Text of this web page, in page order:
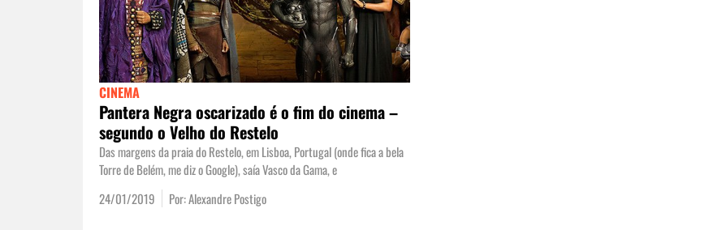
CINEMA
Pantera Negra oscarizado é o fim do cinema –
segundo o Velho do Restelo
Das margens da praia do Restelo, em Lisboa, Portugal (onde fica a bela
Torre de Belém, me diz o Google), saía Vasco da Gama, e
24/01/2019
Por:Alexandre Postigo